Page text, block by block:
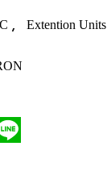
, Extention Units